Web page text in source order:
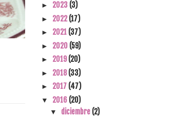
► 2023 (3)
► 2022(17)
► 2021 (37)
► 2020 (59)
► 2019(20)
► 2018(33)
► 2017 (47)
▼ 2016 (20)
▼ diciembre (2)